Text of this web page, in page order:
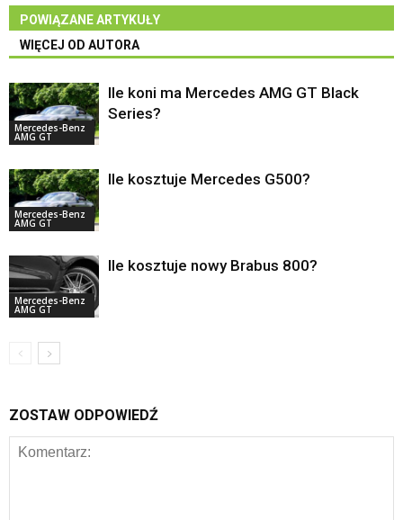
POWIĄZANE ARTYKUŁY
WIĘCEJ OD AUTORA
Mercedes-Benz
AMG GT
Ile koni ma Mercedes AMG GT Black
Series?
Mercedes-Benz
AMG GT
Ile kosztuje Mercedes G500?
Mercedes-Benz
AMG GT
Ile kosztuje nowy Brabus 800?
ZOSTAW ODPOWIEDŹ